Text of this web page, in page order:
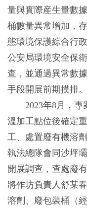
量與實際産生量數
桶數量異常增加，
態環境保護綜合行
公安局環境安全保
查，並通過異常數
手段開展前期摸排。
2023年8月，專
溫加工點位後確定
工、處置廢有機溶
執法總隊會同沙坪
開展調查，查處廢
將作坊負責人舒某
溶劑、廢包裝桶（